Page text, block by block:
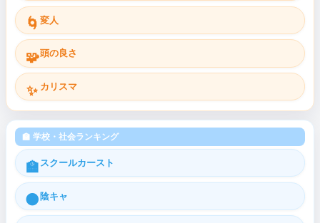
🌀 変人
🧩頭の良さ
✨ カリスマ
🏫 学校・社会ランキング
🏫 スクールカースト
🌑 陰キャ